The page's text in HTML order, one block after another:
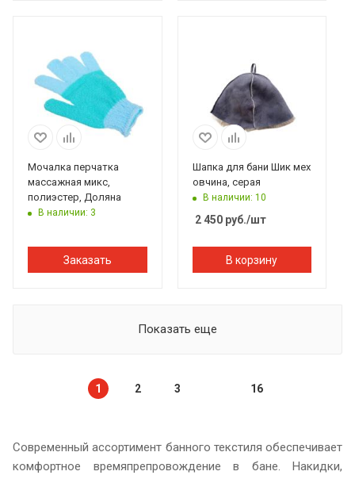
Мочалка перчатка
массажная микс,
полиэстер, Доляна
В наличии: 3
Заказать
Шапка для бани Шик мех
овчина, серая
В наличии: 10
2 450руб./шт
В корзину
Показать еще
1 2 3 16
Современный ассортимент банного текстиля обеспечивает
комфортное времяпрепровождение в бане. Накидки,